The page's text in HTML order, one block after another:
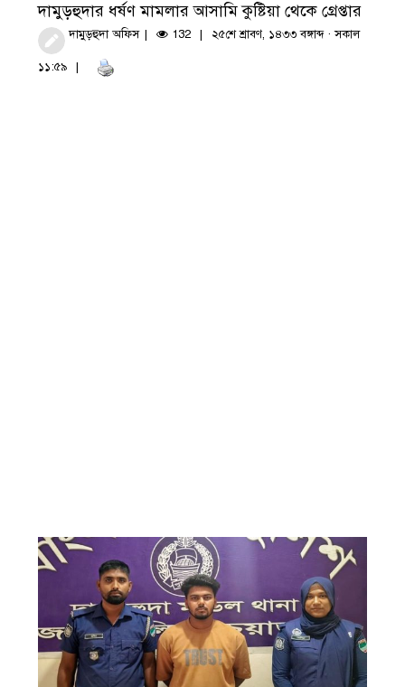
দামুড়হুদার ধর্ষণ মামলার আসামি কুষ্টিয়া থেকে গ্রেপ্তার
দামুড়হুদা অফিস 132 ২৫শে শ্রাবণ, ১৪৩৩ বঙ্গাব্দ · সকাল
১১:৫৯